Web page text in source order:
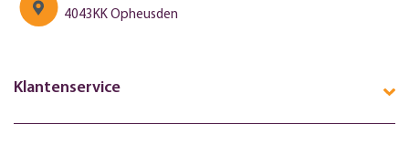
4043KK Opheusden
Klantenservice